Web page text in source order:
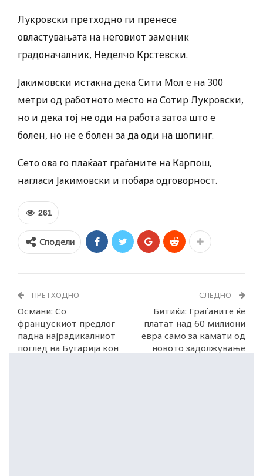
Лукровски претходно ги пренесе
овластувањата на неговиот заменик
градоначалник, Неделчо Крстевски.
Јакимовски истакна дека Сити Мол е на 300
метри од работното место на Сотир Лукровски,
но и дека тој не оди на работа затоа што е
болен, но не е болен за да оди на шопинг.
Сето ова го плаќаат граѓаните на Карпош,
нагласи Јакимовски и побара одговорност.
261
Сподели
ПРЕТХОДНО
Османи: Со
францускиот предлог
падна најрадикалниот
поглед на Бугарија кон
СЛЕДНО
Битиќи: Граѓаните ќе
платат над 60 милиони
евра само за камати од
новото задолжување